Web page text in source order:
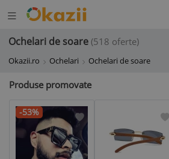
Deschide
meniul
Ochelari de soare (518 oferte)
Okazii.ro Ochelari Ochelari de soare
Produse promovate
-53%